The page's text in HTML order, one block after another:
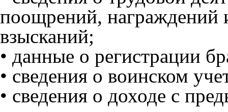
поощрений, награждений
взысканий;
• данные о регистрации
• сведения о воинском
• сведения о доходе с